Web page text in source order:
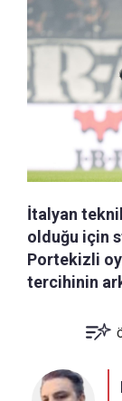
İtalyan
olduğu için
Portekizli
tercihinin